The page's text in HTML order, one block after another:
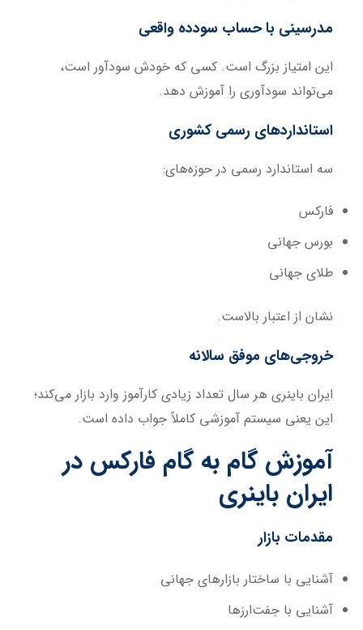
مدرسینی با حساب سودده واقعی
این امتیاز بزرگ است. کسی که خودش سودآور است،
می‌تواند سودآوری را آموزش دهد.
استانداردهای رسمی کشوری
سه استاندارد رسمی در حوزه‌های:
فارکس
بورس جهانی
طلای جهانی
نشان از اعتبار بالاست.
خروجی‌های موفق سالانه
ایران باینری هر سال تعداد زیادی کارآموز وارد بازار می‌کند؛
این یعنی سیستم آموزشی کاملاً جواب داده است.
آموزش گام به گام فارکس در
ایران باینری
مقدمات بازار
آشنایی با ساختار بازارهای جهانی
آشنایی با جفت‌ارزها